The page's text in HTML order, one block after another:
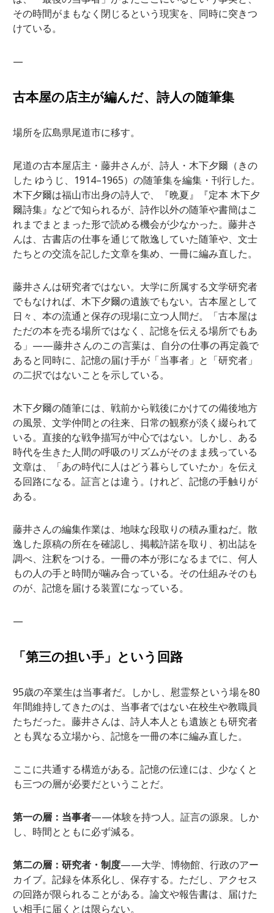
その時間がまもなく閉じるという現実を、同時に突きつ
けている。
—
古本屋の店主が編んだ、詩人の随筆集
場所を広島県尾道市に移す。
尾道の古本屋店主・藤井さんが、詩人・木下夕爾（きの
した ゆうじ、1914–1965）の随筆集を編集・刊行した。
木下夕爾は福山市出身の詩人で、『晩夏』『定本 木下夕
爾詩集』などで知られるが、詩作以外の随筆や書簡はこ
れまでまとまった形で読める機会が少なかった。藤井さ
んは、古書店の仕事を通じて散逸していた随筆や、文士
たちとの交流を記した文章を集め、一冊に編み直した。
藤井さんは研究者ではない。大学に所属する文学研究者
でもなければ、木下夕爾の遺族でもない。古本屋として
日々、本の流通と保存の現場に立つ人間だ。「古本屋は
ただの本を売る場所ではなく、記憶を伝える場所でもあ
る」——藤井さんのこの言葉は、自分の仕事の再定義で
あると同時に、記憶の届け手が「当事者」と「研究者」
の二択ではないことを示している。
木下夕爾の随筆には、戦前から戦後にかけての備後地方
の風景、文学仲間との往来、日常の観察が淡く綴られて
いる。直接的な戦争描写が中心ではない。しかし、ある
時代を生きた人間の呼吸のリズムがそのまま残っている
文章は、「あの時代に人はどう暮らしていたか」を伝え
る回路になる。証言とは違う。けれど、記憶の手触りが
ある。
藤井さんの編集作業は、地味な段取りの積み重ねだ。散
逸した原稿の所在を確認し、掲載許諾を取り、初出誌を
調べ、注釈をつける。一冊の本が形になるまでに、何人
もの人の手と時間が噛み合っている。その仕組みそのも
のが、記憶を届ける装置になっている。
—
「第三の担い手」という回路
95歳の卒業生は当事者だ。しかし、慰霊祭という場を80
年間維持してきたのは、当事者ではない在校生や教職員
たちだった。藤井さんは、詩人本人とも遺族とも研究者
とも異なる立場から、記憶を一冊の本に編み直した。
ここに共通する構造がある。記憶の伝達には、少なくと
も三つの層が必要だということだ。
第一の層：当事者——体験を持つ人。証言の源泉。しか
し、時間とともに必ず減る。
第二の層：研究者・制度——大学、博物館、行政のアー
カイブ。記録を体系化し、保存する。ただし、アクセス
の回路が限られることがある。論文や報告書は、届けた
い相手に届くとは限らない。